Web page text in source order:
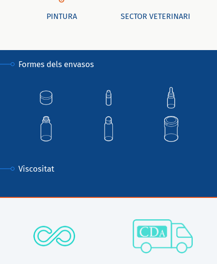
PINTURA SECTOR VETERINARI
Formes dels envasos
Viscositat